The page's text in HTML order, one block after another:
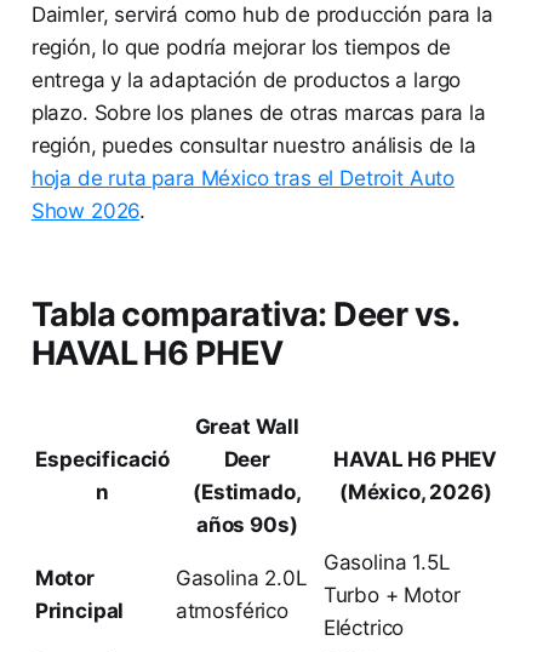
Daimler, servirá como hub de producción para la
región, lo que podría mejorar los tiempos de
entrega y la adaptación de productos a largo
plazo. Sobre los planes de otras marcas para la
región, puedes consultar nuestro análisis de la
hoja de ruta para México tras el Detroit Auto
Show 2026.
Tabla comparativa: Deer vs.
HAVAL H6 PHEV
Especificació
n
Great Wall
Deer
(Estimado,
años 90s)
HAVAL H6 PHEV
(México, 2026)
Motor
Principal
Gasolina 2.0L
atmosférico
Gasolina 1.5L
Turbo + Motor
Eléctrico